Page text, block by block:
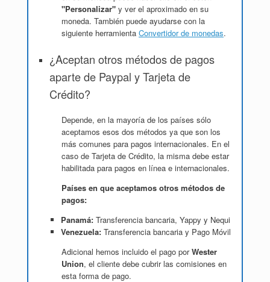
"Personalizar" y ver el aproximado en su
moneda. También puede ayudarse con la
siguiente herramienta Convertidor de monedas.
¿Aceptan otros métodos de pagos
aparte de Paypal y Tarjeta de
Crédito?
Depende, en la mayoría de los países sólo
aceptamos esos dos métodos ya que son los
más comunes para pagos internacionales. En el
caso de Tarjeta de Crédito, la misma debe estar
habilitada para pagos en línea e internacionales.
Países en que aceptamos otros métodos de
pagos:
Panamá: Transferencia bancaria, Yappy y Nequi
Venezuela: Transferencia bancaria y Pago Móvil
Adicional hemos incluido el pago porWester
Union, el cliente debe cubrir las comisiones en
esta forma de pago.